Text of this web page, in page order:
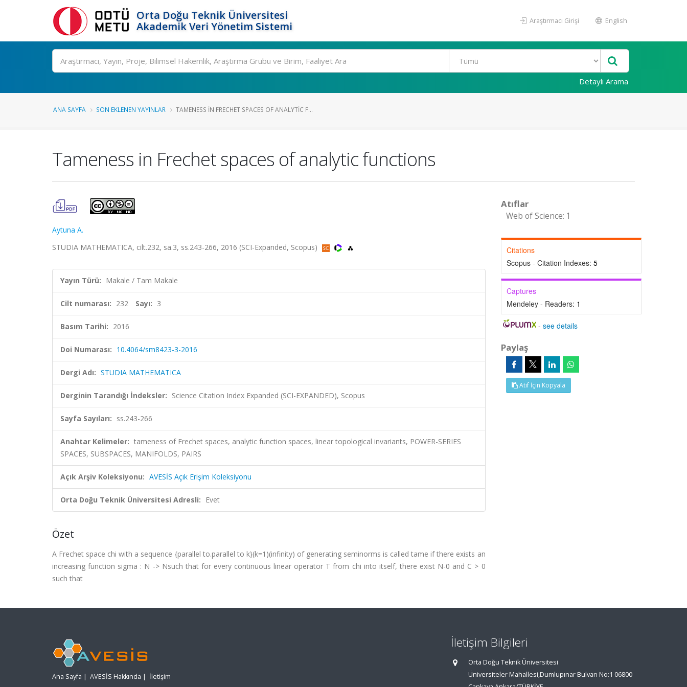
Orta Doğu Teknik Üniversitesi
Akademik Veri Yönetim Sistemi
Araştırmacı Girişi English
Ara
Detaylı Arama
ANA SAYFA SON EKLENEN YAYINLAR TAMENESS IN FRECHET SPACES OF ANALYTIC F...
Tameness in Frechet spaces of analytic functions
Aytuna A.
STUDIA MATHEMATICA, cilt.232, sa.3, ss.243-266, 2016 (SCI-Expanded, Scopus)
Yayın Türü: Makale / Tam Makale
Cilt numarası: 232 Sayı: 3
Basım Tarihi: 2016
Doi Numarası: 10.4064/sm8423-3-2016
Dergi Adı: STUDIA MATHEMATICA
Derginin Tarandığı İndeksler: Science Citation Index Expanded (SCI-EXPANDED), Scopus
Sayfa Sayıları: ss.243-266
Anahtar Kelimeler: tameness of Frechet spaces, analytic function spaces, linear topological invariants, POWER-SERIES
SPACES, SUBSPACES, MANIFOLDS, PAIRS
Açık Arşiv Koleksiyonu: AVESİS Açık Erişim Koleksiyonu
Orta Doğu Teknik Üniversitesi Adresli: Evet
Özet
A Frechet space chi with a sequence {parallel to.parallel to k}(k=1)(infinity) of generating seminorms is called tame if there exists an
increasing function sigma : N -> Nsuch that for every continuous linear operator T from chi into itself, there exist N-0 and C > 0
such that
Atıflar
Web of Science: 1
Citations
Scopus - Citation Indexes: 5
Captures
Mendeley - Readers: 1
-see details
Paylaş
Atıf İçin Kopyala
Ana Sayfa | AVESİS Hakkında | İletişim
İletişim Bilgileri
Orta Doğu Teknik Üniversitesi
Üniversiteler Mahallesi,Dumlupınar Bulvarı No:1 06800